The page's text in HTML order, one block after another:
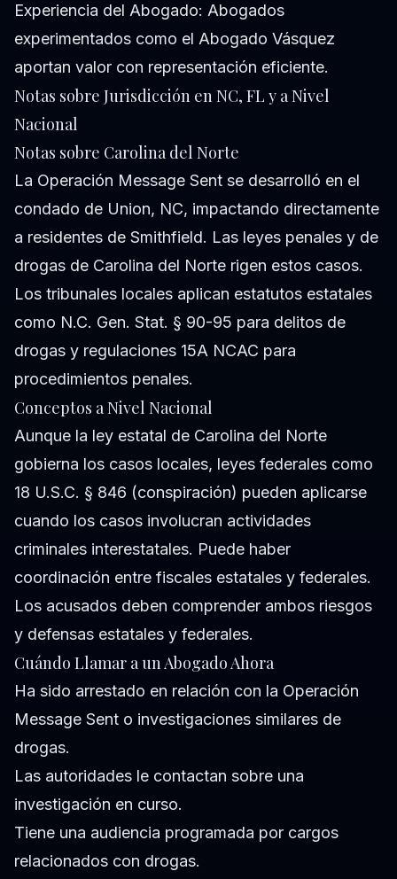
Experiencia del Abogado: Abogados
experimentados como el Abogado Vásquez
aportan valor con representación eficiente.
Notas sobre Jurisdicción en NC, FL y a Nivel
Nacional
Notas sobre Carolina del Norte
La Operación Message Sent se desarrolló en el
condado de Union, NC, impactando directamente
a residentes de Smithfield. Las leyes penales y de
drogas de Carolina del Norte rigen estos casos.
Los tribunales locales aplican estatutos estatales
como N.C. Gen. Stat. § 90-95 para delitos de
drogas y regulaciones 15A NCAC para
procedimientos penales.
Conceptos a Nivel Nacional
Aunque la ley estatal de Carolina del Norte
gobierna los casos locales, leyes federales como
18 U.S.C. § 846 (conspiración) pueden aplicarse
cuando los casos involucran actividades
criminales interestatales. Puede haber
coordinación entre fiscales estatales y federales.
Los acusados deben comprender ambos riesgos
y defensas estatales y federales.
Cuándo Llamar a un Abogado Ahora
Ha sido arrestado en relación con la Operación
Message Sent o investigaciones similares de
drogas.
Las autoridades le contactan sobre una
investigación en curso.
Tiene una audiencia programada por cargos
relacionados con drogas.